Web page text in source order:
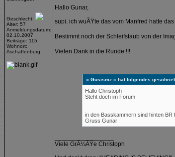
Geschlecht:
Alter: 57
Anmeldungsdatum:
02.10.2007
Beiträge: 115
Wohnort:
Aschaffenburg
Hallo Gunar,
supi, ich wuÃŸte das vom Manfred hatte
Bestimmt noch der Schleifstaub von der
Vielen Dank in die Runde !!!
« Gusismz » hat folgendes
Hallo Christoph
Steht doch im Forum
in den Basskammern sind hinten
Gruss Gunar
Viele GrÃ¼ÃŸe Christoph